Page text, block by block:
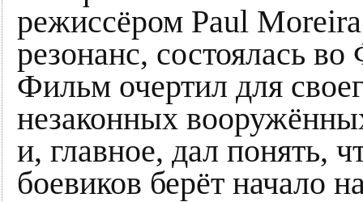
режиссёром Paul
резонанс, состоялась
Фильм очертил для
незаконных
и, главное, дал понять,
боевиков берёт начало